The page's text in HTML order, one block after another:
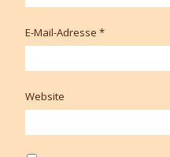
E-Mail-Adresse *
Website